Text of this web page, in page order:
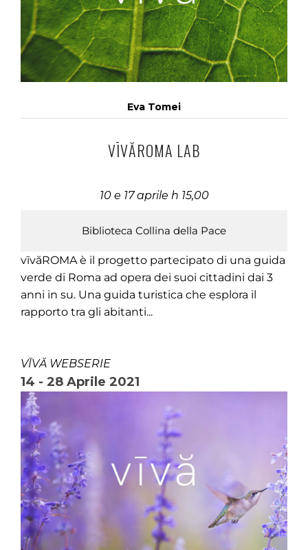
Eva Tomei
VĪVĂROMA LAB
10 e 17 aprile h 15,00
Biblioteca Collina della Pace
vīvăROMA è il progetto partecipato di una guida
verde di Roma ad opera dei suoi cittadini dai 3
anni in su. Una guida turistica che esplora il
rapporto tra gli abitanti...
VĪVĂ WEBSERIE
14 - 28 Aprile 2021